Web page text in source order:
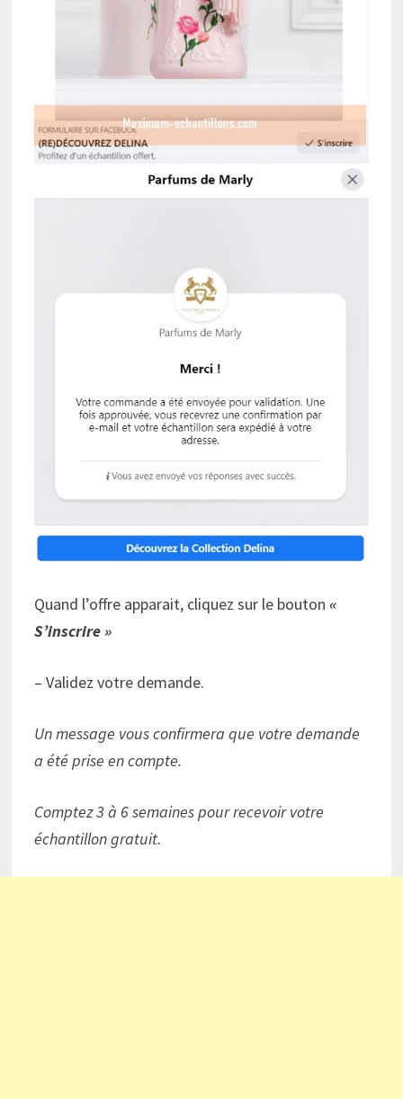
Quand l’offre apparait, cliquez sur le bouton «
S’inscrire »
– Validez votre demande.
Un message vous confirmera que votre demande
a été prise en compte.
Comptez 3 à 6 semaines pour recevoir votre
échantillon gratuit.